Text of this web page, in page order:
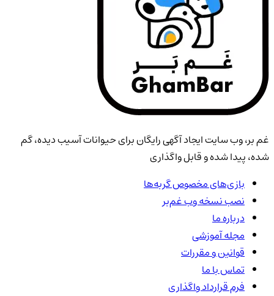
غم بر، وب سایت ایجاد آگهی رایگان برای حیوانات آسیب دیده، گم
شده، پیدا شده و قابل واگذاری
بازی‌های مخصوص گربه‌ها
نصب نسخه وب غم‌بر
درباره ما
مجله آموزشی
قوانین و مقررات
تماس با ما
فرم قرارداد واگذاری